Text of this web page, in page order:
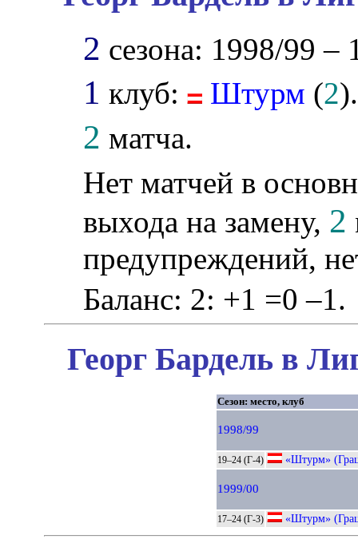
2 сезона: 1998/99 –
1 клуб: Штурм (2).
2 матча.
Нет матчей в
выхода на замену, 2
предупреждений,
Баланс: 2: +1 =0 –1.
Георг Бардель в
Сезон: место, клуб
1998/99
19–24 (Г-4) «Штурм»
1999/00
17–24 (Г-3) «Штурм»